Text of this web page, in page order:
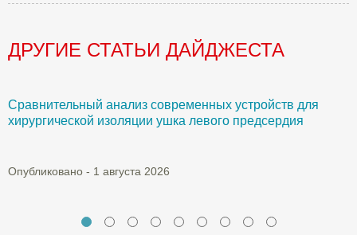
ДРУГИЕ СТАТЬИ ДАЙДЖЕСТА
Сравнительный анализ современных устройств для
хирургической изоляции ушка левого предсердия
Опубликовано - 1 августа 2026